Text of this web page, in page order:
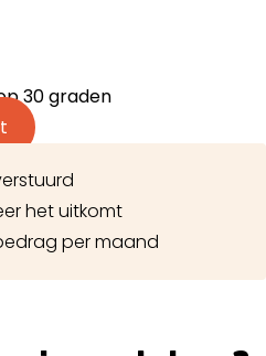
30 graden
het uitkomt
per maand